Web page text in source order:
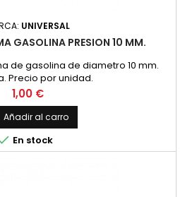
UNIVERSAL
GASOLINA PRESION 10 MM.
de gasolina de diametro 10 mm.
Precio por unidad.
Precio
1,00 €
Añadir al carro
En stock